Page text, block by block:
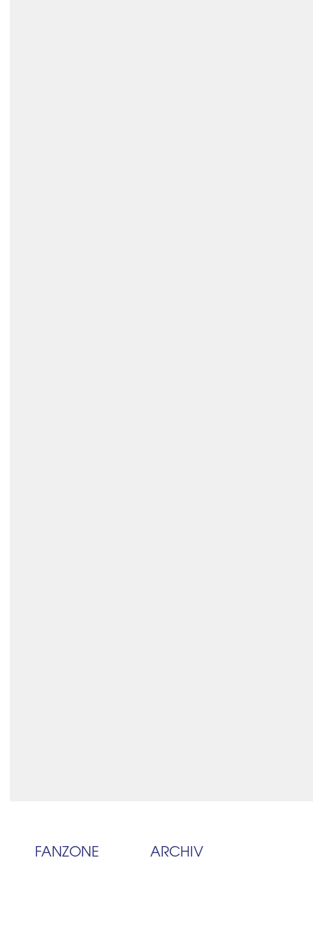
FANZONE ARCHIV